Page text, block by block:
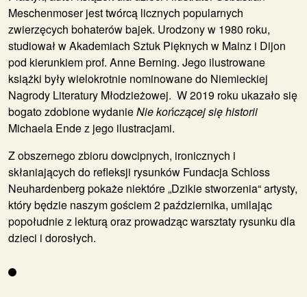
Meschenmoserjest twórcą licznych popularnych
zwierzęcych bohaterów bajek. Urodzony w 1980 roku,
studiował w Akademiach Sztuk Pięknych w Mainz i Dijon
pod kierunkiem prof. Anne Berning. Jego ilustrowane
książki były wielokrotnie nominowane do Niemieckiej
Nagrody Literatury Młodzieżowej. W 2019 roku ukazało się
bogato zdobione wydanieNie kończącej się historii
Michaela Ende z jego ilustracjami.
Z obszernego zbioru dowcipnych, ironicznych i
skłaniających do refleksji rysunków Fundacja Schloss
Neuhardenberg pokaże niektóre „Dzikie stworzenia“ artysty,
który będzie naszym gościem 2 października, umilając
popołudnie z lekturą oraz prowadząc warsztaty rysunku dla
dzieci i dorosłych.